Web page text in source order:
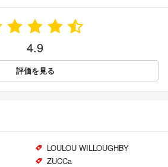
4.9
評価を見る
LOULOU WILLOUGHBY
ZUCCa